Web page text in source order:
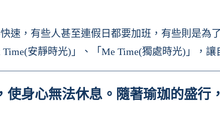
速，有些人甚至連假日都要加班，有些則是為
安靜時光)」、「Me Time(獨處時光)」，
身心無法休息。隨著瑜珈的盛行